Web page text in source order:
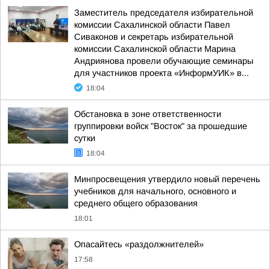
Заместитель председателя избирательной
комиссии Сахалинской области Павел
Сиваконов и секретарь избирательной
комиссии Сахалинской области Марина
Андриянова провели обучающие семинары
для участников проекта «ИнформУИК» в...
18:04
Обстановка в зоне ответственности
группировки войск "Восток" за прошедшие
сутки
18:04
Минпросвещения утвердило новый перечень
учебников для начального, основного и
среднего общего образования
18:01
Опасайтесь «раздолжнителей»
17:58